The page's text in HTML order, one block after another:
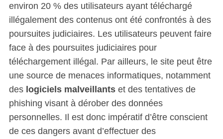
environ 20 % des utilisateurs ayant téléchargé
illégalement des contenus ont été confrontés à des
poursuites judiciaires. Les utilisateurs peuvent faire
face à des poursuites judiciaires pour
téléchargement illégal. Par ailleurs, le site peut être
une source de menaces informatiques, notamment
des logiciels malveillantset des tentatives de
phishing visant à dérober des données
personnelles. Il est donc impératif d’être conscient
de ces dangers avant d’effectuer des